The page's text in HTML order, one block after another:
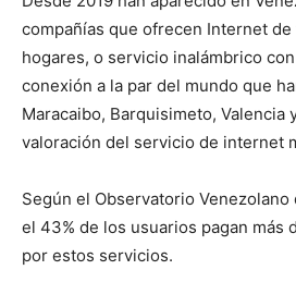
compañías que ofrecen Internet
hogares, o servicio inalámbrico
conexión a la par del mundo que
Maracaibo, Barquisimeto, Valencia
valoración del servicio de internet
Según el Observatorio
el 43% de los usuarios pagan más
por estos servicios.